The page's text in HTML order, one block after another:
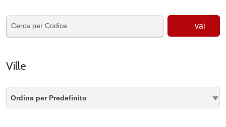
vai
Ville
Ordina per Predefinito